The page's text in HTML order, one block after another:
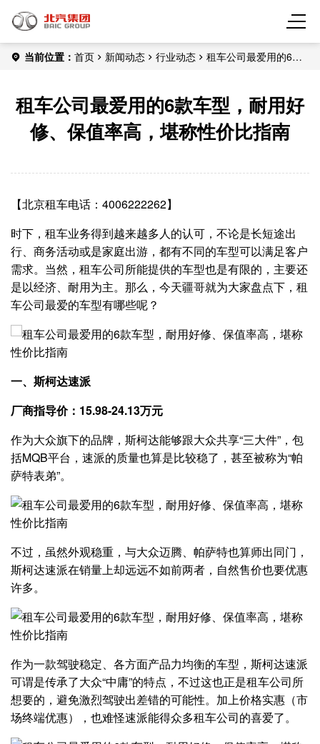
当前位置： 首页 新闻动态 行业动态
租车公司最爱用的6款
租车公司最爱用的6款车型，耐用好
修、保值率高，堪称性价比指南
【北京租车电话：4006222262】
时下，租车业务得到越来越多人的认可，不论是长短途出
行、商务活动或是家庭出游，都有不同的车型可以满足客户
需求。当然，租车公司所能提供的车型也是有限的，主要还
是以经济、耐用为主。那么，今天疆哥就为大家盘点下，租
车公司最爱的车型有哪些呢？
一、斯柯达速派
厂商指导价：15.98-24.13万元
作为大众旗下的品牌，斯柯达能够跟大众共享“三大件”，包
括MQB平台，速派的质量也算是比较稳了，甚至被称为“帕
萨特表弟”。
不过，虽然外观稳重，与大众迈腾、帕萨特也算师出同门，
斯柯达速派在销量上却远远不如前两者，自然售价也要优惠
许多。
作为一款驾驶稳定、各方面产品力均衡的车型，斯柯达速派
可谓是传承了大众“中庸”的特点，不过这也正是租车公司所
想要的，避免激烈驾驶出差错的可能性。加上价格实惠（市
场终端优惠），也难怪速派能得众多租车公司的喜爱了。